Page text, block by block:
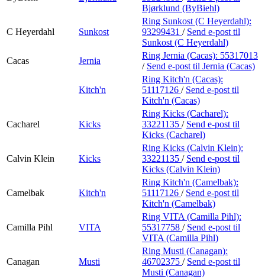
Bjørklund (ByBiehl)
C Heyerdahl Sunkost
Ring Sunkost (C Heyerdahl):
93299431 / Send e-post til
Sunkost (C Heyerdahl)
Cacas
Jernia
Ring Jernia (Cacas): 55317013
/ Send e-post til Jernia (Cacas)
Kitch'n
Ring Kitch'n (Cacas):
51117126 / Send e-post til
Kitch'n (Cacas)
Cacharel Kicks
Ring Kicks (Cacharel):
33221135 / Send e-post til
Kicks (Cacharel)
Calvin Klein Kicks
Ring Kicks (Calvin Klein):
33221135 / Send e-post til
Kicks (Calvin Klein)
Camelbak Kitch'n
Ring Kitch'n (Camelbak):
51117126 / Send e-post til
Kitch'n (Camelbak)
Camilla Pihl VITA
Ring VITA (Camilla Pihl):
55317758 / Send e-post til
VITA (Camilla Pihl)
Canagan Musti
Ring Musti (Canagan):
46702375 / Send e-post til
Musti (Canagan)